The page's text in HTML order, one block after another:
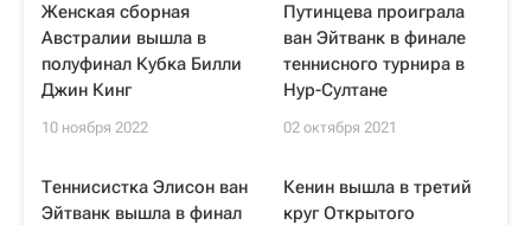
Женская сборная
Австралии вышла в
полуфинал Кубка Билли
Джин Кинг
10 ноября 2022
Путинцева проиграла
ван Эйтванк в финале
теннисного турнира в
Нур-Султане
02 октября 2021
Теннисистка Элисон ван
Эйтванк вышла в финал
Кенин вышла в третий
круг Открытого